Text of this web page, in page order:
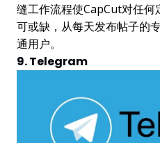
缝工作流程使CapCut对任
可或缺，从每天发布帖子的
通用户。
9. Telegram